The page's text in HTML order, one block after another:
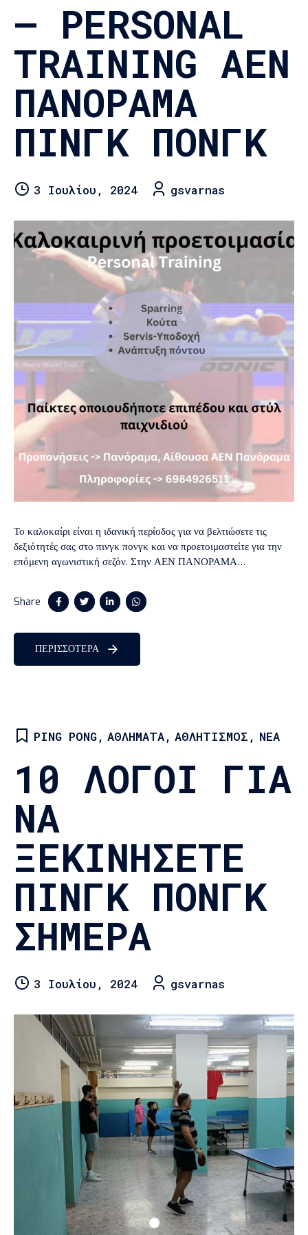
– PERSONAL
TRAINING ΑΕΝ
ΠΑΝΟΡΑΜΑ
ΠΙΝΓΚ ΠΟΝΓΚ
3 Ιουλίου, 2024 gsvarnas
Το καλοκαίρι είναι η ιδανική περίοδος για να βελτιώσετε τις
δεξιότητές σας στο πινγκ πονγκ και να προετοιμαστείτε για την
επόμενη αγωνιστική σεζόν. Στην ΑΕΝ ΠΑΝΟΡΑΜΑ
σχεδιασμένα για να καλύψουν τις ανάγκες παικτών οποιουδήποτε
επιπέδου και στυλ παιχνιδιού. Ανακαλύψτε πώς μπορείτε να
Share
ΠΕΡΙΣΣΟΤΕΡΑ
PING PONG, ΑΘΛΉΜΑΤΑ, ΑΘΛΗΤΙΣΜΌΣ , ΝΈΑ
10 ΛΌΓΟΙ ΓΙΑ
ΝΑ
ΞΕΚΙΝΉΣΕΤΕ
ΠΙΝΓΚ ΠΟΝΓΚ
ΣΉΜΕΡΑ
3 Ιουλίου, 2024 gsvarnas